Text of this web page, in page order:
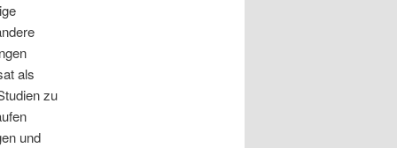
als
zu
und